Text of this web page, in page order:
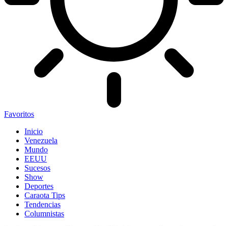
Favoritos
Inicio
Venezuela
Mundo
EEUU
Sucesos
Show
Deportes
Caraota Tips
Tendencias
Columnistas